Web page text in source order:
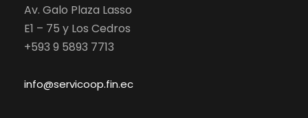
Av. Galo Plaza Lasso
E1 – 75 y Los Cedros
+593 9 5893 7713
info@servicoop.fin.ec